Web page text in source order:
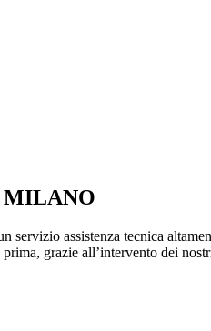
MILANO
assistenza tecnica
grazie all’intervento dei